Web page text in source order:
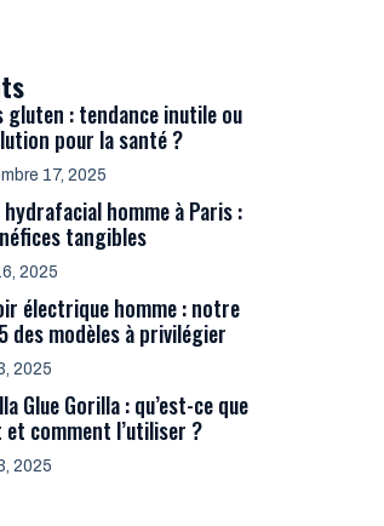
gluten : tendance inutile ou
pour la santé ?
17, 2025
hydrafacial homme à Paris :
tangibles
2025
électrique homme : notre
des modèles à privilégier
2025
Glue Gorilla : qu’est-ce que
et comment l’utiliser ?
2025